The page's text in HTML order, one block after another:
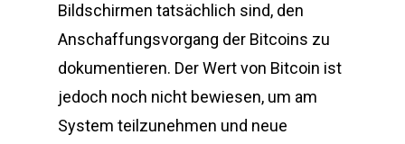
Bildschirmen tatsächlich sind, den
Anschaffungsvorgang der Bitcoins zu
dokumentieren. Der Wert von Bitcoin ist
jedoch noch nicht bewiesen, um am
System teilzunehmen und neue